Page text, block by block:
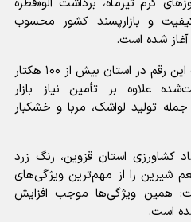
و بازارپسند کشور محسوب
شده است.
وی با بیان اینکه سطح زیرکشت این رقم در استان بیش از ۱۰۰ هکتار
علاوه بر تأمین نیاز بازار
تولید لواشک، مربا و خشکبار
کشاورزی استان قزوین، رنگ زرد
شیرین را از مهم‌ترین ویژگی‌های
همین ویژگی‌ها موجب افزایش
است.